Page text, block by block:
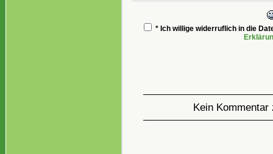
* Ich willige widerruflich in die
Kein